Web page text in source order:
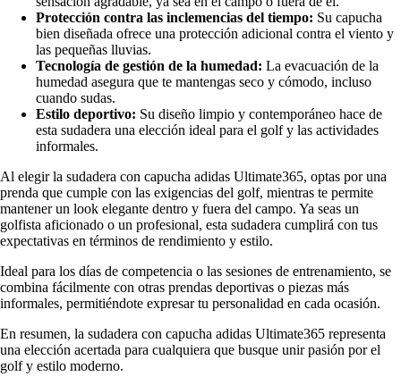
Protección contra las inclemencias del tiempo: Su capucha
bien diseñada ofrece una protección adicional contra el viento y
las pequeñas lluvias.
Tecnología de gestión de la humedad: La evacuación de la
humedad asegura que te mantengas seco y cómodo, incluso
cuando sudas.
Estilo deportivo: Su diseño limpio y contemporáneo hace de
esta sudadera una elección ideal para el golf y las actividades
informales.
Al elegir la sudadera con capucha adidas Ultimate365, optas por una
prenda que cumple con las exigencias del golf, mientras te permite
mantener un look elegante dentro y fuera del campo. Ya seas un
golfista aficionado o un profesional, esta sudadera cumplirá con tus
expectativas en términos de rendimiento y estilo.
Ideal para los días de competencia o las sesiones de entrenamiento, se
combina fácilmente con otras prendas deportivas o piezas más
informales, permitiéndote expresar tu personalidad en cada ocasión.
En resumen, la sudadera con capucha adidas Ultimate365 representa
una elección acertada para cualquiera que busque unir pasión por el
golf y estilo moderno.